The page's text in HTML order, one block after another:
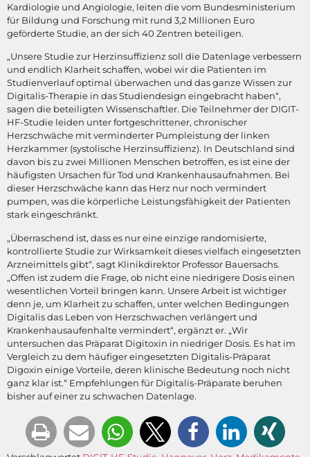
Kardiologie und Angiologie, leiten die vom Bundesministerium
für Bildung und Forschung mit rund 3,2 Millionen Euro
geförderte Studie, an der sich 40 Zentren beteiligen.
„Unsere Studie zur Herzinsuffizienz soll die Datenlage verbessern
und endlich Klarheit schaffen, wobei wir die Patienten im
Studienverlauf optimal überwachen und das ganze Wissen zur
Digitalis-Therapie in das Studiendesign eingebracht haben“,
sagen die beteiligten Wissenschaftler. Die Teilnehmer der DIGIT-
HF-Studie leiden unter fortgeschrittener, chronischer
Herzschwäche mit verminderter Pumpleistung der linken
Herzkammer (systolische Herzinsuffizienz). In Deutschland sind
davon bis zu zwei Millionen Menschen betroffen, es ist eine der
häufigsten Ursachen für Tod und Krankenhausaufnahmen. Bei
dieser Herzschwäche kann das Herz nur noch vermindert
pumpen, was die körperliche Leistungsfähigkeit der Patienten
stark eingeschränkt.
„Überraschend ist, dass es nur eine einzige randomisierte,
kontrollierte Studie zur Wirksamkeit dieses vielfach eingesetzten
Arzneimittels gibt“, sagt Klinikdirektor Professor Bauersachs.
„Offen ist zudem die Frage, ob nicht eine niedrigere Dosis einen
wesentlichen Vorteil bringen kann. Unsere Arbeit ist wichtiger
denn je, um Klarheit zu schaffen, unter welchen Bedingungen
Digitalis das Leben von Herzschwachen verlängert und
Krankenhausaufenhalte vermindert“, ergänzt er. „Wir
untersuchen das Präparat Digitoxin in niedriger Dosis. Es hat im
Vergleich zu dem häufiger eingesetzten Digitalis-Präparat
Digoxin einige Vorteile, deren klinische Bedeutung noch nicht
ganz klar ist.“ Empfehlungen für Digitalis-Präparate beruhen
bisher auf einer zu schwachen Datenlage.